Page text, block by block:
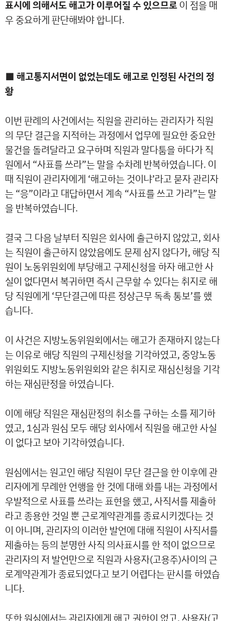
표시에 의해서도 해고가 이루어질 수 있으므로이 점을 매
우 중요하게 판단해봐야 합니다.
■ 해고통지서면이 없었는데도 해고로 인정된 사건의 정
황
이번 판례의 사건에서는 직원을 관리하는 관리자가 직원
의 무단 결근을 지적하는 과정에서 업무에 필요한 중요한
물건을 돌려달라고 요구하며 직원과 말다툼을 하다가 직
원에서 “사표를 쓰라”는 말을 수차례 반복하였습니다. 이
때 직원이 관리자에게 ‘해고하는 것이냐’라고 묻자 관리자
는 “응”이라고 대답하면서 계속 “사표를 쓰고 가라”는 말
을 반복하였습니다.
결국 그 다음 날부터 직원은 회사에 출근하지 않았고, 회사
는 직원이 출근하지 않았음에도 문제 삼지 않다가, 해당 직
원이 노동위원회에 부당해고 구제신청을 하자 해고한 사
실이 없다면서 복귀하면 즉시 근무할 수 있다는 취지로 해
당 직원에게 ‘무단결근에 따른 정상근무 독촉 통보’를 했
습니다.
이 사건은 지방노동위원회에서는 해고가 존재하지 않는다
는 이유로 해당 직원의 구제신청을 기각하였고, 중앙노동
위원회도 지방노동위원회와 같은 취지로 재심신청을 기각
하는 재심판정을 하였습니다.
이에 해당 직원은 재심판정의 취소를 구하는 소를 제기하
였고, 1심과 원심 모두 해당 회사에서 직원을 해고한 사실
이 없다고 보아 기각하였습니다.
원심에서는 원고인 해당 직원이 무단 결근을 한 이후에 관
리자에게 무례한 언행을 한 것에 대해 화를 내는 과정에서
우발적으로 사표를 쓰라는 표현을 했고, 사직서를 제출하
라고 종용한 것일 뿐 근로계약관계를 종료시키겠다는 것
이 아니며, 관리자의 이러한 발언에 대해 직원이 사직서를
제출하는 등의 분명한 사직 의사표시를 한 적이 없으므로
관리자의 저 발언만으로 직원과 사용자(고용주)사이의 근
로계약관계가 종료되었다고 보기 어렵다는 판시를 하였습
니다.
또한 원심에서는 관리자에게 해고 권한이 없고, 사용자(고